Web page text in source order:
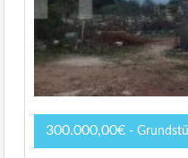
300.000,00€ -